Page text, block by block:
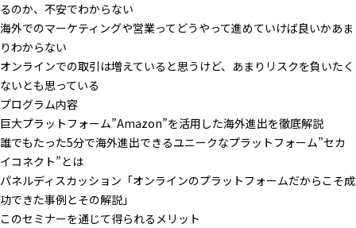
るのか、不安でわからない
海外でのマーケティングや営業ってどうやって進めていけば良いかあま
りわからない
オンラインでの取引は増えていると思うけど、あまりリスクを負いたく
ないとも思っている
プログラム内容
巨大プラットフォーム”Amazon”を活用した海外進出を徹底解説
誰でもたった5分で海外進出できるユニークなプラットフォーム”セカ
イコネクト”とは
パネルディスカッション「オンラインのプラットフォームだからこそ成
功できた事例とその解説」
このセミナーを通じて得られるメリット